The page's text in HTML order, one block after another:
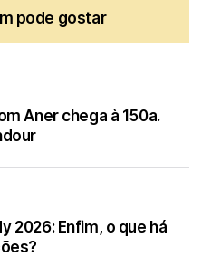
pode gostar
Aner chega à 150a.
2026: Enfim, o que há